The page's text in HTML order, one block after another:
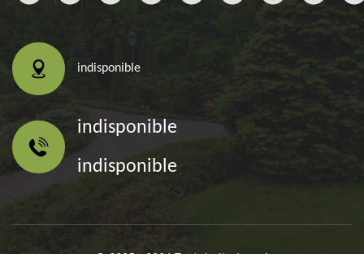
indisponible
indisponible
indisponible